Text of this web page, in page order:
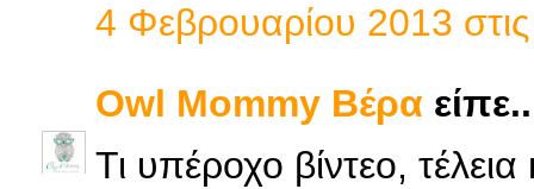
4 Φεβρουαρίου 2013
Owl Mommy Βέρα
Τι υπέροχο βίντεο,